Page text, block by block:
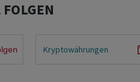
Kryptowährungen